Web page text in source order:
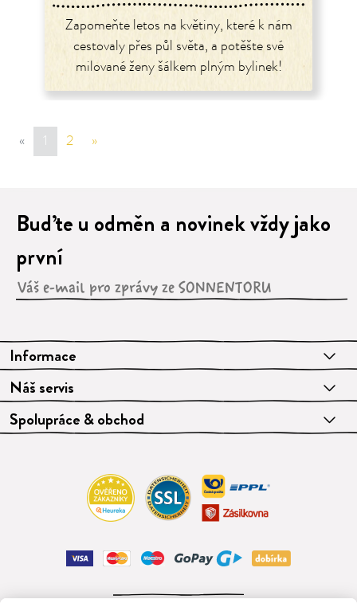
Zapomeňte letos na květiny, které k nám
cestovaly přes půl světa, a potěšte své
milované ženy šálkem plným bylinek!
« sr.page.previous
1 2 »
Informace
Náš servis
Spolupráce & obchod
Buďte u odměn a novinek vždy jako
první